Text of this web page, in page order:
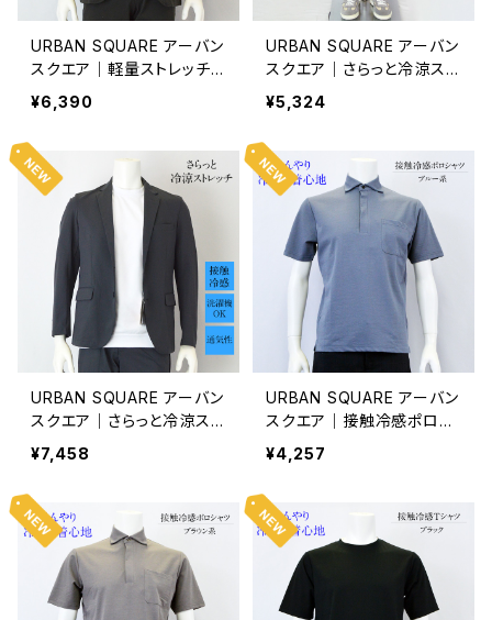
URBAN SQUARE アーバン
スクエア｜軽量ストレッチテ
ーラードジャケット｜洗濯可
能 速乾性 オンオフ着用 メ
ウン系
¥6,390
URBAN SQUARE アーバン
スクエア｜さらっと冷涼スト
レッチ イージースラックス
｜接触冷感 イージーケア
ス 36352 グレー系
¥5,324
URBAN SQUARE アーバン
スクエア｜さらっと冷涼スト
レッチテーラードジャケット
｜接触冷感 洗濯機OK イー
ズ 36351 グレー系
¥7,458
URBAN SQUARE アーバン
スクエア｜接触冷感ポロシ
ャツ｜遮熱冷感 洗濯機OK
イージーケア オンオフ着用
¥4,257